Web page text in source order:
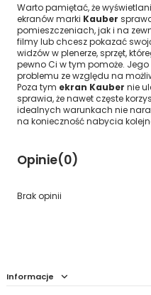
Warto pamiętać, że
ekranów marki Kauber
pomieszczeniach, jak i na
filmy lub chcesz pokazać
widzów w plenerze, sprzęt,
pewno Ci w tym pomoże.
problemu ze względu na
Poza tym ekran Kauber nie
sprawia, że nawet częste
idealnych warunkach nie
na konieczność nabycia
Opinie(0)
Brak opinii
Informacje